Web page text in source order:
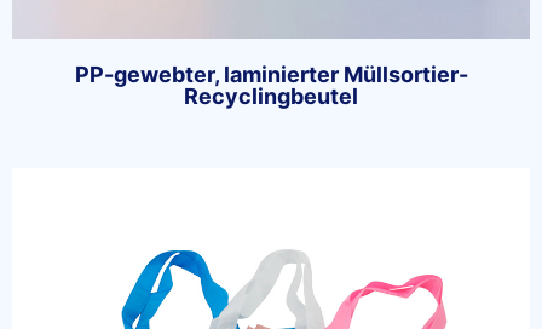
PP-gewebter, laminierter Müllsortier-
Recyclingbeutel